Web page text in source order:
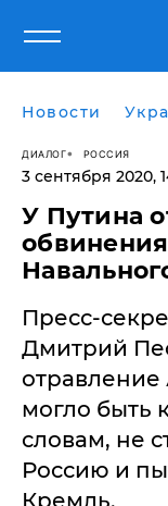
Новости
ДИАЛОГ РОССИЯ
3 сентября 2020,
У Путина
Пресс-
Дмитрий
отравление
могло быть
словам, не
Россию и
Кремль.